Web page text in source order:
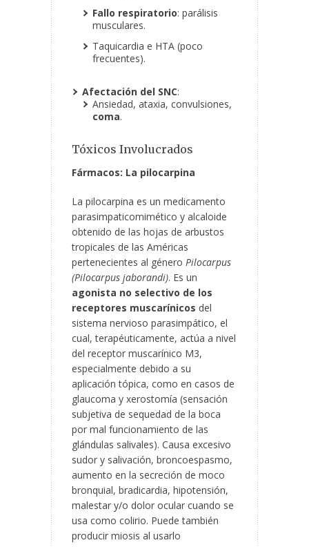
Fallo respiratorio: parálisis
musculares.
Taquicardia e HTA (poco
frecuentes).
Afectación del SNC:
Ansiedad, ataxia, convulsiones,
coma.
Tóxicos Involucrados
Fármacos: La pilocarpina
La pilocarpina es un medicamento
parasimpaticomimético y alcaloide
obtenido de las hojas de arbustos
tropicales de las Américas
pertenecientes al género Pilocarpus
(Pilocarpus jaborandi). Es un
agonista no selectivo de los
receptores muscarínicos del
sistema nervioso parasimpático, el
cual, terapéuticamente, actúa a nivel
del receptor muscarínico M3,
especialmente debido a su
aplicación tópica, como en casos de
glaucoma y xerostomía (sensación
subjetiva de sequedad de la boca
por mal funcionamiento de las
glándulas salivales). Causa excesivo
sudor y salivación, broncoespasmo,
aumento en la secreción de moco
bronquial, bradicardia, hipotensión,
malestar y/o dolor ocular cuando se
usa como colirio. Puede también
producir miosis al usarlo